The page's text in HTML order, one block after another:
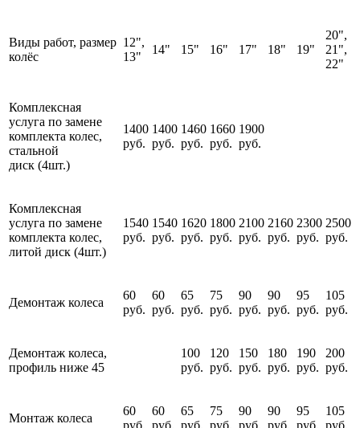
Виды работ, размер
колёс
12",
13"
14" 15" 16" 17" 18" 19"
20",
21",
22"
Комплексная
услуга по замене
комплекта колес,
стальной
диск (4шт.)
1400
руб.
1400
руб.
1460
руб.
1660
руб.
1900
руб.
Комплексная
услуга по замене
комплекта колес,
литой диск (4шт.)
1540
руб.
1540
руб.
1620
руб.
1800
руб.
2100
руб.
2160
руб.
2300
руб.
2500
руб.
Демонтаж колеса
60
руб.
60
руб.
65
руб.
75
руб.
90
руб.
90
руб.
95
руб.
105
руб.
Демонтаж колеса,
профиль ниже 45
100
руб.
120
руб.
150
руб.
180
руб.
190
руб.
200
руб.
Монтаж колеса
60
60
65
75
90
90
95
105